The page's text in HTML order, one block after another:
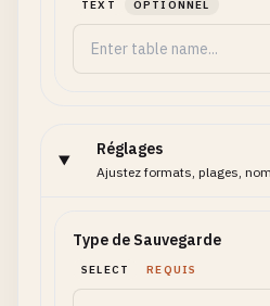
TEXT OPTIONNEL
Réglages
Ajustez formats, plages,
Type de Sauvegarde
SELECT REQUIS